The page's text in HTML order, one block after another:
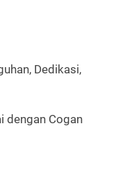
Dedikasi,
dengan Cogan